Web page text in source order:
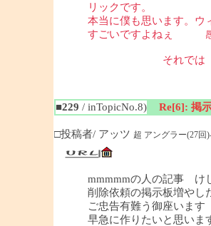
リックです。
本当に僕も思います。ウ
すごいですよねぇ 感
それでは
■229 / inTopicNo.8)
Re[6]: 掲
□投稿者/ アッツ 超 アングラー(27回
mmmmmの人の記事 け
削除依頼の掲示板増や
ご忠告有難う御座います
早急に作りたいと思いま